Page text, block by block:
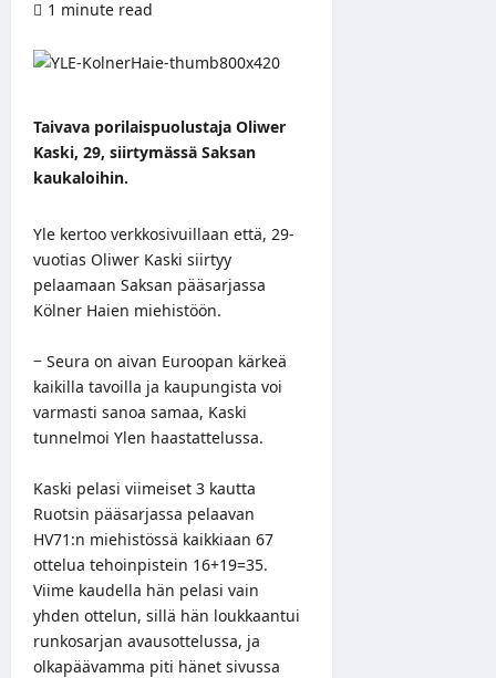
1 minute read
Taivava porilaispuolustaja Oliwer
Kaski, 29, siirtymässä Saksan
kaukaloihin.
Yle kertoo verkkosivuillaan että, 29-
vuotias Oliwer Kaski siirtyy
pelaamaan Saksan pääsarjassa
Kölner Haien miehistöön.
− Seura on aivan Euroopan kärkeä
kaikilla tavoilla ja kaupungista voi
varmasti sanoa samaa, Kaski
tunnelmoi Ylen haastattelussa.
Kaski pelasi viimeiset 3 kautta
Ruotsin pääsarjassa pelaavan
HV71:n miehistössä kaikkiaan 67
ottelua tehoinpistein 16+19=35.
Viime kaudella hän pelasi vain
yhden ottelun, sillä hän loukkaantui
runkosarjan avausottelussa, ja
olkapäävamma piti hänet sivussa